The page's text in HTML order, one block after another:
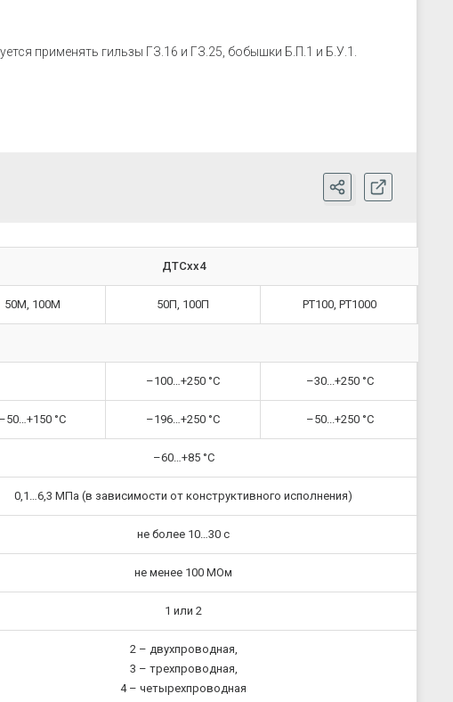
применять гильзы ГЗ.16 и ГЗ.25, бобышки Б.П.1 и Б.У.1.
ДТСхх4
50М, 100М 50П, 100П PT100, PT1000
–100…+250 °C –30...+250 °C
–50…+150 °C –196…+250 °C –50...+250 °C
–60…+85 °C
0,1…6,3 МПа (в зависимости от конструктивного исполнения)
не более 10…30 с
не менее 100 МОм
1 или 2
2 – двухпроводная,
3 – трехпроводная,
4 – четырехпроводная